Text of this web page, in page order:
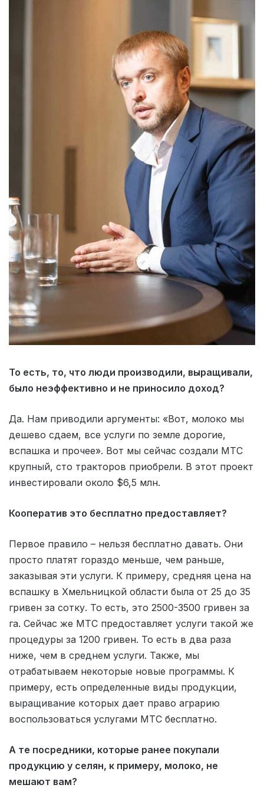
То есть, то, что люди производили, выращивали,
было неэффективно и не приносило доход?
Да. Нам приводили аргументы: «Вот, молоко мы
дешево сдаем, все услуги по земле дорогие,
вспашка и прочее». Вот мы сейчас создали МТС
крупный, сто тракторов приобрели. В этот проект
инвестировали около $6,5 млн.
Кооператив это бесплатно предоставляет?
Первое правило – нельзя бесплатно давать. Они
просто платят гораздо меньше, чем раньше,
заказывая эти услуги. К примеру, средняя цена на
вспашку в Хмельницкой области была от 25 до 35
гривен за сотку. То есть, это 2500-3500 гривен за
га. Сейчас же МТС предоставляет услуги такой же
процедуры за 1200 гривен. То есть в два раза
ниже, чем в среднем услуги. Также, мы
отрабатываем некоторые новые программы. К
примеру, есть определенные виды продукции,
выращивание которых дает право аграрию
воспользоваться услугами МТС бесплатно.
А те посредники, которые ранее покупали
продукцию у селян, к примеру, молоко, не
мешают вам?